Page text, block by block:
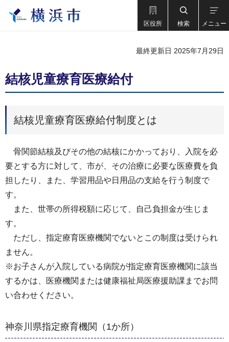
区役所 検索 メニュー
最終更新日 2025年7月29日
結核児童療育医療給付
結核児童療育医療給付制度とは
骨関節結核及びその他の結核にかかっており、入院を必
要とする方に対して、市が、その治療に必要な医療費を負
担したり、また、学習用品や日用品の支給を行う制度で
す。
また、世帯の所得税額に応じて、自己負担金が生じま
す。
ただし、指定療育医療機関でないとこの制度は受けられ
ません。
※お子さんが入院している病院が指定療育医療機関に該当
するかは、医療機関または健康福祉局医療援助課までお問
い合わせください。
神奈川県指定療育機関（1か所）